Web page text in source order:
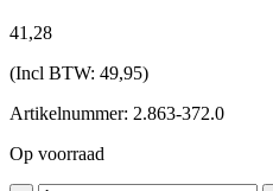
41,28
(Incl BTW: 49,95)
Artikelnummer: 2.863-372.0
Op voorraad